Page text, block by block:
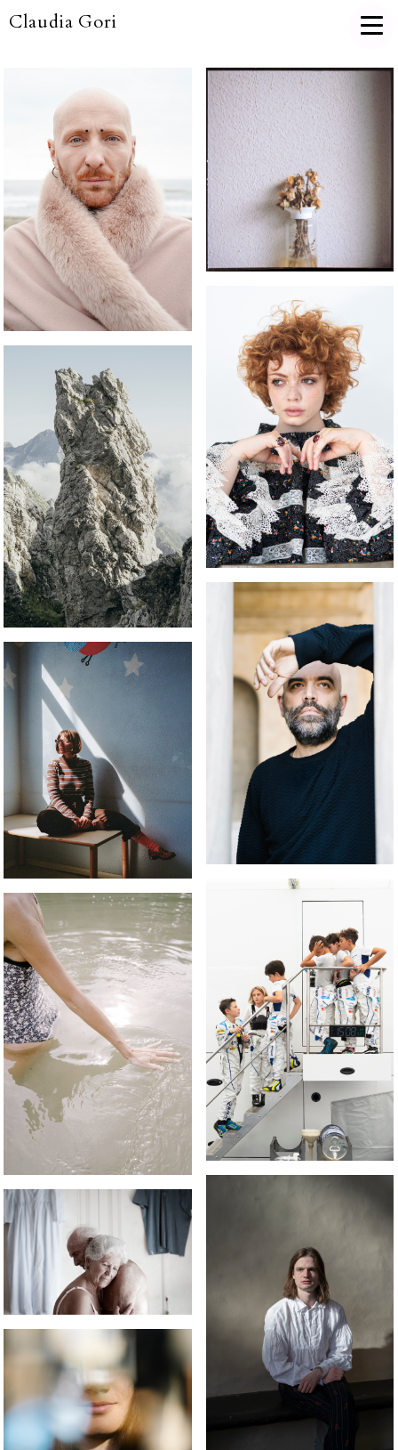
Claudia Gori